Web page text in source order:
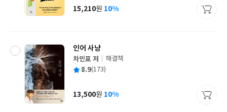
사
가
15,210원 10%
인어 사냥
글
쓴
차인표 저
출
사
해결책
평 8.9(173)
가
13,500원 10%